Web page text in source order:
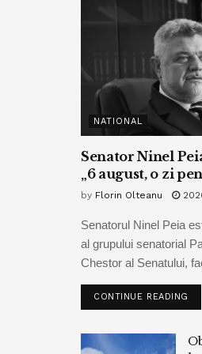
NATIONAL
Senator Ninel
„6 august, o zi
by Florin Olteanu
Senatorul Ninel Peia
al grupului senatorial
Chestor al Senatului,
CONTINUE READING